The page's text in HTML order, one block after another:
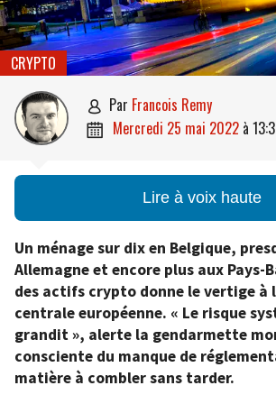
CRYPTO
 par Francois Remy
 mercredi 25 mai 2022 à
Lire à voix haute
Un ménage sur dix en Belgique,
Allemagne et encore plus aux Pays-
des actifs crypto donne le vertige à
centrale européenne. « Le risque
grandit », alerte la gendarmette
consciente du manque de
matière à combler sans tarder.